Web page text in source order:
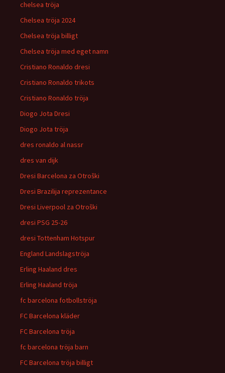
chelsea tröja
Chelsea tröja 2024
Chelsea tröja billigt
Chelsea tröja med eget namn
Cristiano Ronaldo dresi
Cristiano Ronaldo trikots
Cristiano Ronaldo tröja
Diogo Jota Dresi
Diogo Jota tröja
dres ronaldo al nassr
dres van dijk
Dresi Barcelona za Otroški
Dresi Brazilija reprezentance
Dresi Liverpool za Otroški
dresi PSG 25-26
dresi Tottenham Hotspur
England Landslagströja
Erling Haaland dres
Erling Haaland tröja
fc barcelona fotbollströja
FC Barcelona kläder
FC Barcelona tröja
fc barcelona tröja barn
FC Barcelona tröja billigt